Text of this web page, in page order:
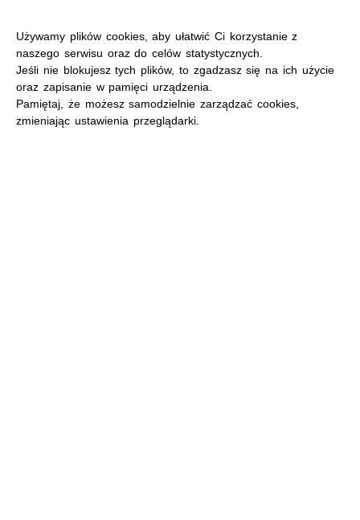
Używamy plików cookies, aby ułatwić Ci korzystanie z
naszego serwisu oraz do celów statystycznych.
Jeśli nie blokujesz tych plików, to zgadzasz się na ich użycie
oraz zapisanie w pamięci urządzenia.
Pamiętaj, że możesz samodzielnie zarządzać cookies,
zmieniając ustawienia przeglądarki.
MENU